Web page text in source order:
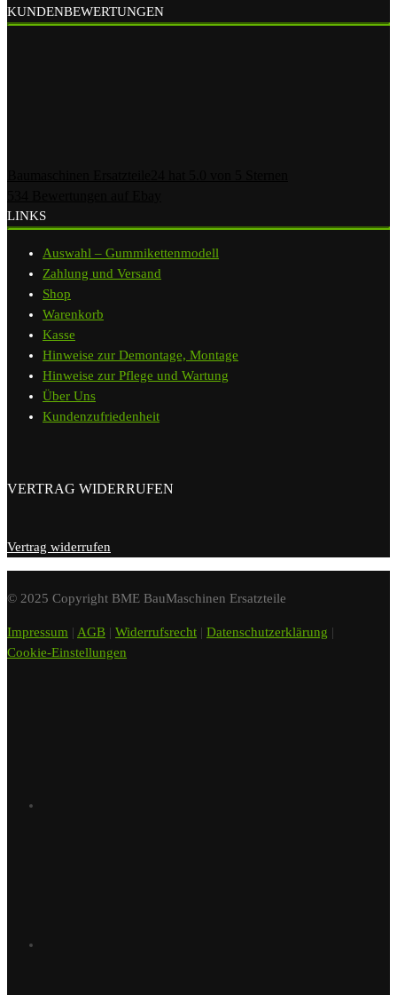
KUNDENBEWERTUNGEN
LINKS
Auswahl – Gummikettenmodell
Zahlung und Versand
Shop
Warenkorb
Kasse
Hinweise zur Demontage, Montage
Hinweise zur Pflege und Wartung
Über Uns
Kundenzufriedenheit
VERTRAG WIDERRUFEN
Vertrag widerrufen
© 2025 Copyright BME BauMaschinen Ersatzteile
Impressum | AGB | Widerrufsrecht | Datenschutzerklärung |
Cookie-Einstellungen